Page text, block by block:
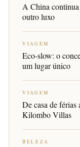
A China
outro luxo
VIAGEM
Eco-slow: o
um lugar único
VIAGEM
De casa de
Kilombo Villas
BELEZA